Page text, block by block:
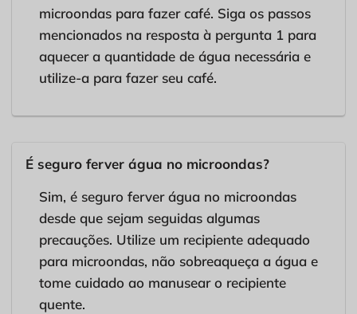
microondas para fazer café. Siga os passos
mencionados na resposta à pergunta 1 para
aquecer a quantidade de água necessária e
utilize-a para fazer seu café.
É seguro ferver água no microondas?
Sim, é seguro ferver água no microondas
desde que sejam seguidas algumas
precauções. Utilize um recipiente adequado
para microondas, não sobreaqueça a água e
tome cuidado ao manusear o recipiente
quente.